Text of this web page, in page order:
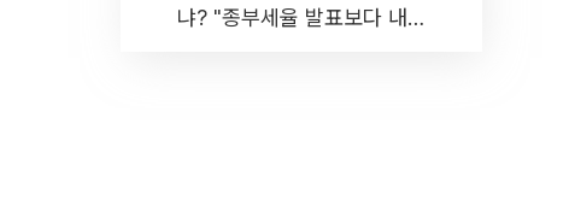
냐? "종부세율 발표보다 내릴